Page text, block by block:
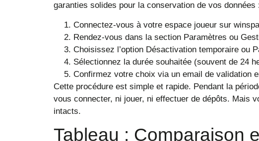
garanties solides pour la conservation de vos données
Connectez-vous à votre espace joueur sur
Rendez-vous dans la section Paramètres ou
Choisissez l’option Désactivation temporaire ou
Sélectionnez la durée souhaitée (souvent de 24
Confirmez votre choix via un email de validation
Cette procédure est simple et rapide. Pendant la
vous connecter, ni jouer, ni effectuer de dépôts. Mais
intacts.
Tableau : Comparaison